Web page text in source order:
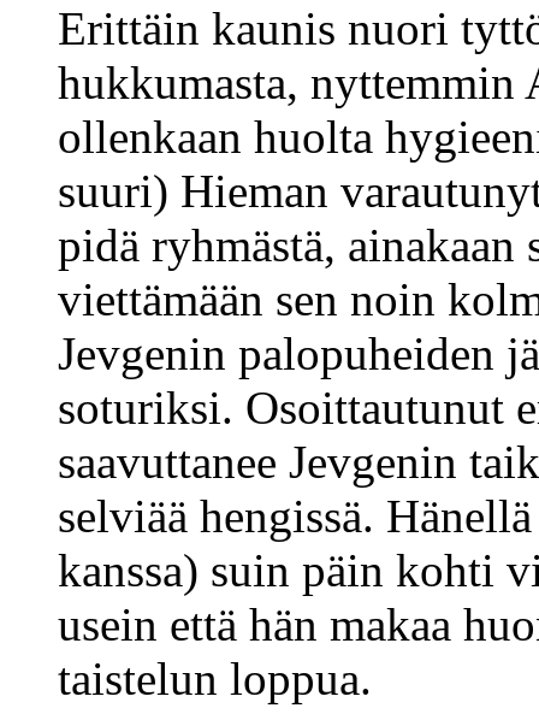
Erittäin kaunis nuori
hukkumasta,
ollenkaan huolta
suuri) Hieman
pidä ryhmästä,
viettämään sen noin
Jevgenin palopuheiden
soturiksi. Osoittautunut
saavuttanee Jevgenin
selviää hengissä.
kanssa) suin päin kohti
usein että hän makaa
taistelun loppua.